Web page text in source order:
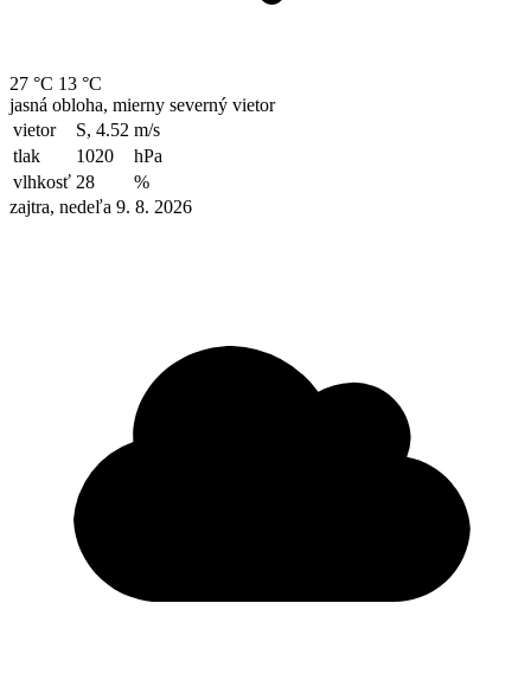
27 °C 13 °C
jasná obloha, mierny severný vietor
vietor
S, 4.52 m/s
tlak
1020
hPa
vlhkosť 28
%
zajtra, nedeľa 9. 8. 2026